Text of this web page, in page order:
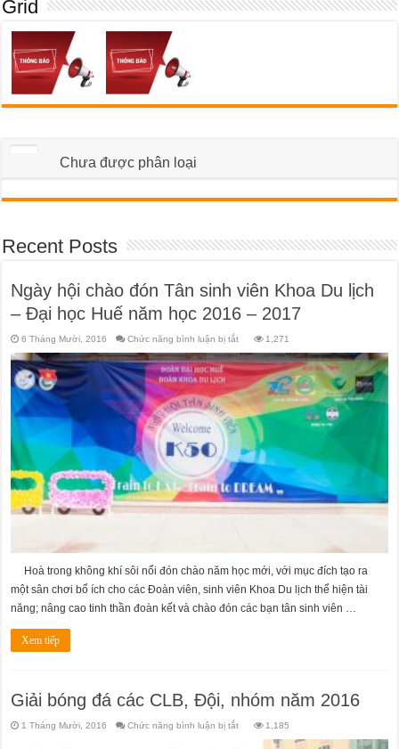
Grid
Chưa được phân loại
Recent Posts
Ngày hội chào đón Tân sinh viên Khoa Du lịch
– Đại học Huế năm học 2016 – 2017
6 Tháng Mười, 2016 Chức năng bình luận bị tắtở
hội
chào
đón
Tân
sinh
viên
Khoa
Du
lịch
Đại
học
Huế
năm
học
2016
–
1,271
Hoà trong không khí sôi nổi đón chào năm học mới, với mục đích tạo ra
một sân chơi bổ ích cho các Đoàn viên, sinh viên Khoa Du lịch thể hiện tài
năng; nâng cao tinh thần đoàn kết và chào đón các bạn tân sinh viên …
Xem tiếp
Giải bóng đá các CLB, Đội, nhóm năm 2016
1 Tháng Mười, 2016 Chức năng bình luận bị tắtở
1,185